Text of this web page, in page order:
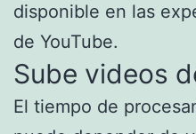
disponible en las
de YouTube.
Sube videos
El tiempo de